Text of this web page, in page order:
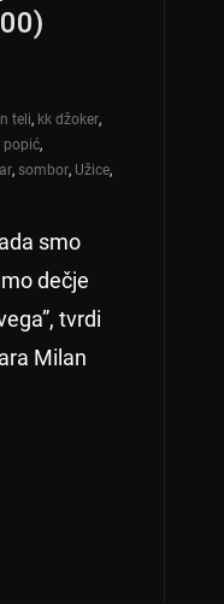
teli, kk džoker,
popić,
, sombor, Užice,
smo
dečje
tvrdi
Milan